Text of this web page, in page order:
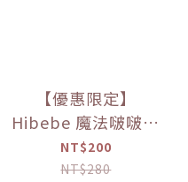
【優惠限定】
Hibebe 魔法啵啵棒
牛奶/草莓/起司/藍
莓葡萄/芒果(150g/
NT$200
NT$280